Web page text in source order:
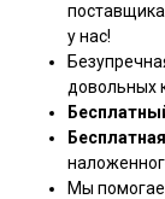
у нас!
довольных
Мы